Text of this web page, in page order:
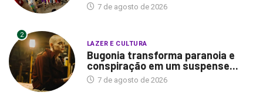
7 de agosto de 2026
2
LAZER E CULTURA
Bugonia transforma paranoia e
conspiração em um suspense...
7 de agosto de 2026